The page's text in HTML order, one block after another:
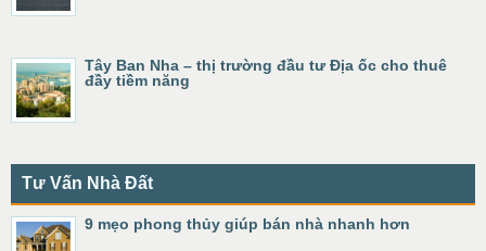
Tây Ban Nha – thị trường đầu tư Địa ốc cho thuê
đầy tiềm năng
Tư Vấn Nhà Đất
9 mẹo phong thủy giúp bán nhà nhanh hơn